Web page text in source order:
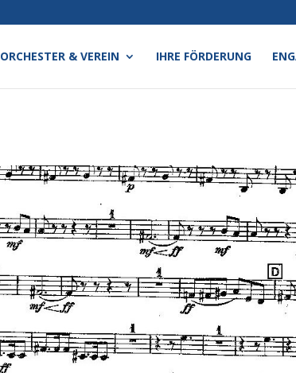
ORCHESTER & VEREIN IHRE FÖRDERUNG